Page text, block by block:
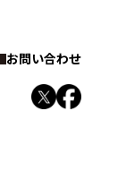
お問い合わせ